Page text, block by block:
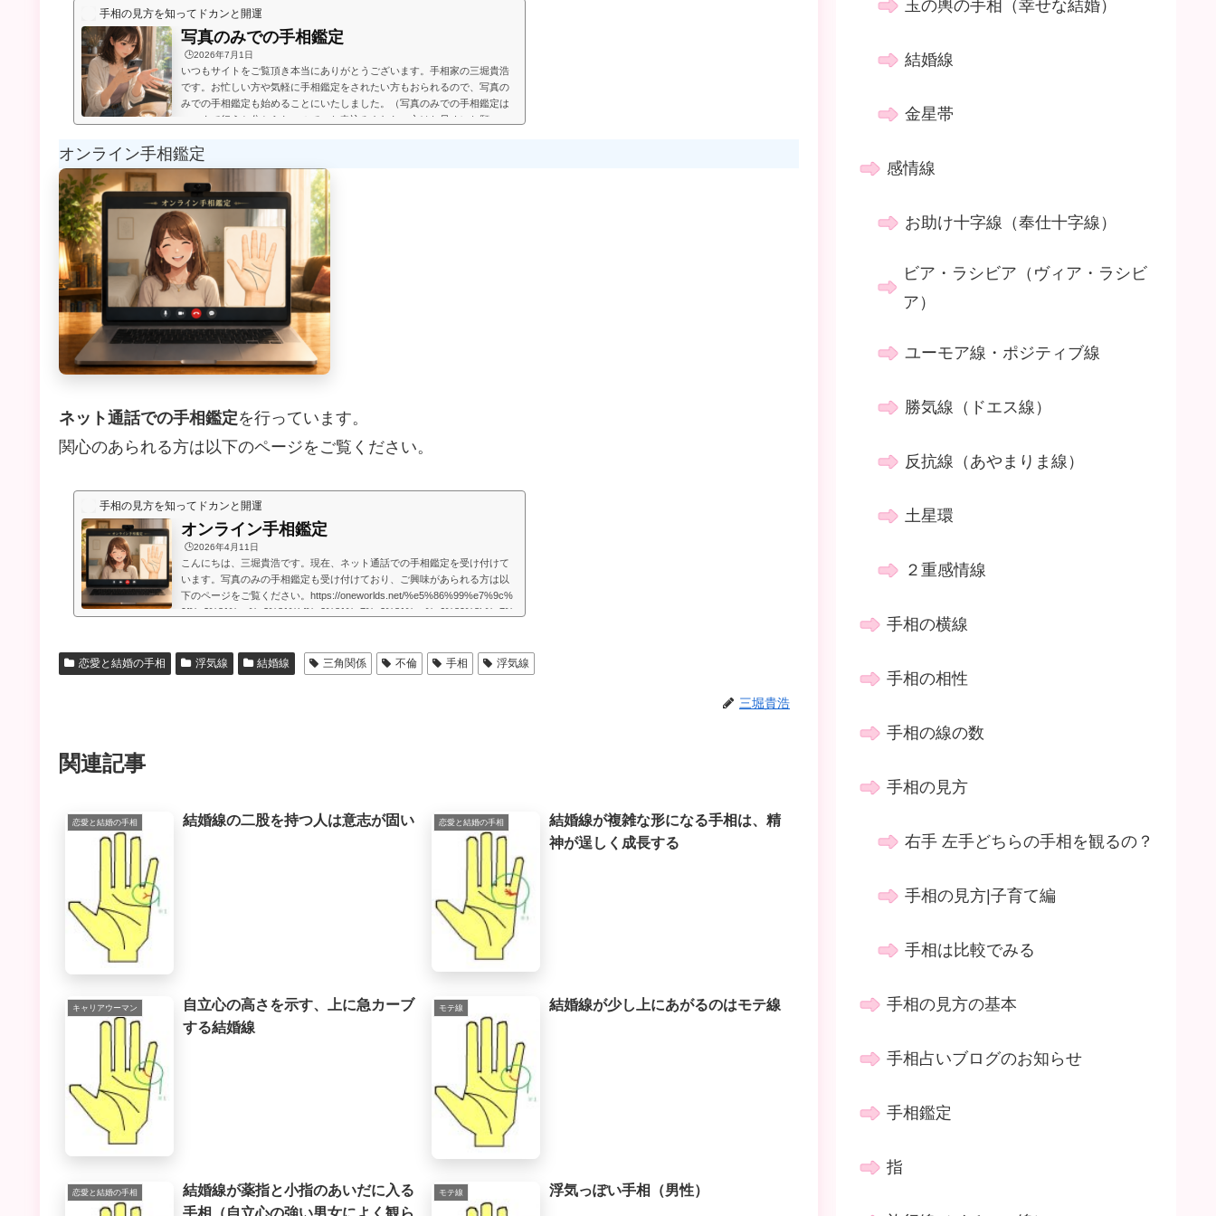
手相の見方を知ってドカンと開運
写真のみでの手相鑑定
🕒️2026年7月1日
いつもサイトをご覧頂き本当にありがとうございます。手相家の三堀貴浩
です。お忙しい方や気軽に手相鑑定をされたい方もおられるので、写真の
みでの手相鑑定も始めることにいたしました。（写真のみでの手相鑑定は
いつまで行うか分からないので、お申込みされたい方はお早めにお願いい
メールにてお届けいたします。写真のみでの手相鑑定では決まった料金と
言うものは無く、お好きな金額を鑑定後にお支払い頂く形にします。（こ
のページの下部に、振込先が記載され...
オンライン手相鑑定
ネット通話での手相鑑定を行っています。
関心のあられる方は以下のページをご覧ください。
手相の見方を知ってドカンと開運
オンライン手相鑑定
🕒️2026年4月11日
こんにちは、三堀貴浩です。現在、ネット通話での手相鑑定を受け付けて
います。写真のみの手相鑑定も受け付けており、ご興味があられる方は以
下のページをご覧ください。https://oneworlds.net/%e5%86%99%e7%9c%
9f%e3%81%ae%e3%81%bf%e3%81%a7%e3%81%ae%e6%89%8b%e7%
います。私自身、霊的存在から手相の知識や人生を取り巻く法則を教えて
もらったときに、人生で起こることには、想像していたよりもず...
恋愛と結婚の手相 浮気線 結婚線 三角関係 不倫 手相 浮気線
三堀貴浩
関連記事
恋愛と結婚の手相 結婚線の二股を持つ人は意志が固い 恋愛と結婚の手相
結婚線が複雑な形になる手相は、精
神が逞しく成長する
キャリアウーマン
自立心の高さを示す、上に急カーブ
する結婚線
モテ線 結婚線が少し上にあがるのはモテ線
恋愛と結婚の手相
結婚線が薬指と小指のあいだに入る
手相（自立心の強い男女によく観ら
モテ線 浮気っぽい手相（男性）
玉の輿の手相（幸せな結婚）
結婚線
金星帯
感情線
お助け十字線（奉仕十字線）
ビア・ラシビア（ヴィア・ラシビ
ア）
ユーモア線・ポジティブ線
勝気線（ドエス線）
反抗線（あやまりま線）
土星環
２重感情線
手相の横線
手相の相性
手相の線の数
手相の見方
右手 左手どちらの手相を観るの？
手相の見方|子育て編
手相は比較でみる
手相の見方の基本
手相占いブログのお知らせ
手相鑑定
指